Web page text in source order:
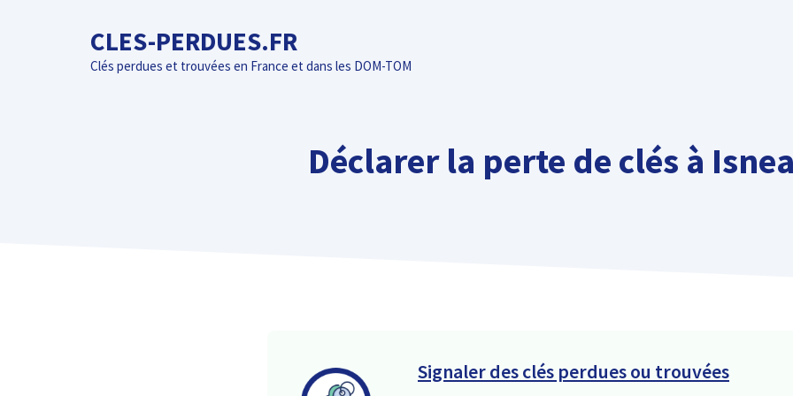
CLES-PERDUES.FR
Clés perdues et trouvées en France et dans les DOM-TOM
Déclarer la perte de clés à
Signaler des clés perdues ou trouvées